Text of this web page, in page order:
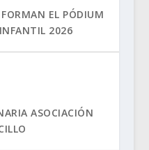
EL PÓDIUM
2026
ASOCIACIÓN